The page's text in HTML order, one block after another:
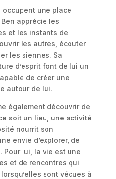
occupent une place
apprécie les
et les instants de
les autres, écouter
les siennes. Sa
d’esprit font de lui un
de créer une
autour de lui.
également découvrir de
soit un lieu, une activité
nourrit son
envie d’explorer, de
Pour lui, la vie est une
et de rencontres qui
sont vécues à